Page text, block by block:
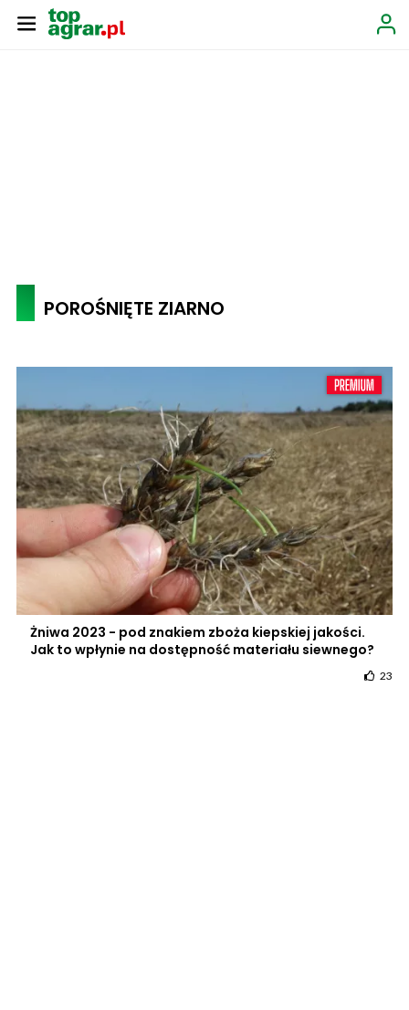
POROŚNIĘTE ZIARNO
Żniwa 2023 - pod znakiem zboża kiepskiej jakości.
Jak to wpłynie na dostępność materiału siewnego?
23